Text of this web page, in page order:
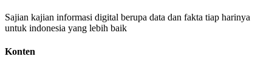
Sajian kajian informasi digital berupa data dan fakta tiap harinya
untuk indonesia yang lebih baik
Konten